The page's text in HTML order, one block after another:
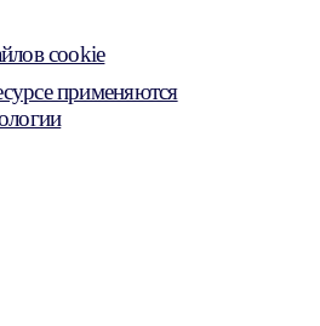
cookie
применяются